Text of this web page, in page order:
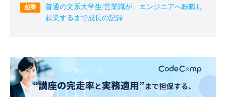
普通の文系大学生/営業職が、エンジニアへ転職し
起業するまで成長の記録